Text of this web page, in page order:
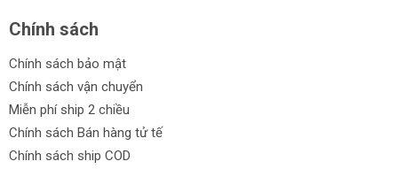
Chính sách
Chính sách bảo mật
Chính sách vận chuyển
Miễn phí ship 2 chiều
Chính sách Bán hàng tử tế
Chính sách ship COD